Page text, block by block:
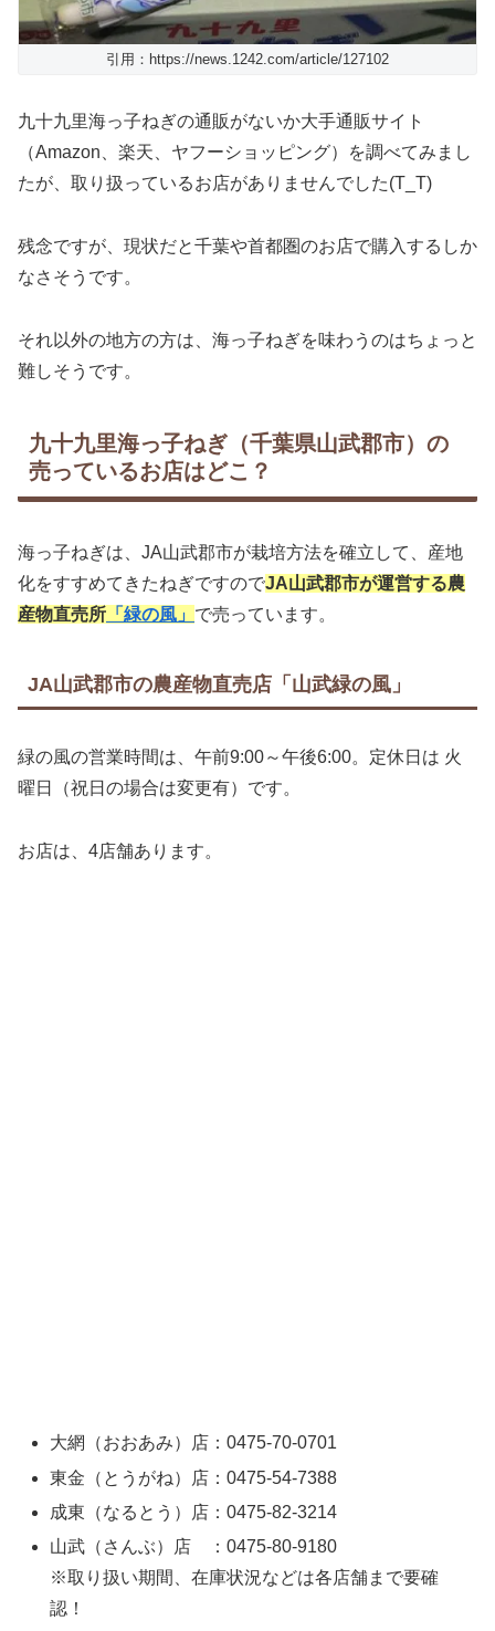
引用：https://news.1242.com/article/127102
九十九里海っ子ねぎの通販がないか大手通販サイト
（Amazon、楽天、ヤフーショッピング）を調べてみまし
たが、取り扱っているお店がありませんでした(T_T)
残念ですが、現状だと千葉や首都圏のお店で購入するしか
なさそうです。
それ以外の地方の方は、海っ子ねぎを味わうのはちょっと
難しそうです。
九十九里海っ子ねぎ（千葉県山武郡市）の
売っているお店はどこ？
海っ子ねぎは、JA山武郡市が栽培方法を確立して、産地
化をすすめてきたねぎですのでJA山武郡市が運営する農
産物直売所 「緑の風」 で売っています。
JA山武郡市の農産物直売店「山武緑の風」
緑の風の営業時間は、午前9:00～午後6:00。定休日は 火
曜日（祝日の場合は変更有）です。
お店は、4店舗あります。
大網（おおあみ）店：0475-70-0701
東金（とうがね）店：0475-54-7388
成東（なるとう）店：0475-82-3214
山武（さんぶ）店 ：0475-80-9180
※取り扱い期間、在庫状況などは各店舗まで要確
認！